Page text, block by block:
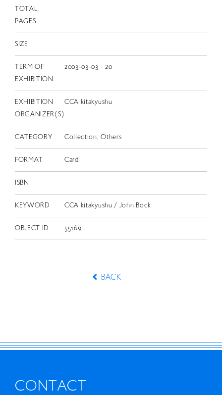
TOTAL
PAGES
SIZE
TERM OF
EXHIBITION
2003-03-03 - 20
EXHIBITION
ORGANIZER(S)
CCA kitakyushu
CATEGORY Collection, Others
FORMAT Card
ISBN
KEYWORD CCA kitakyushu / John Bock
OBJECT ID 55169
BACK
CONTACT